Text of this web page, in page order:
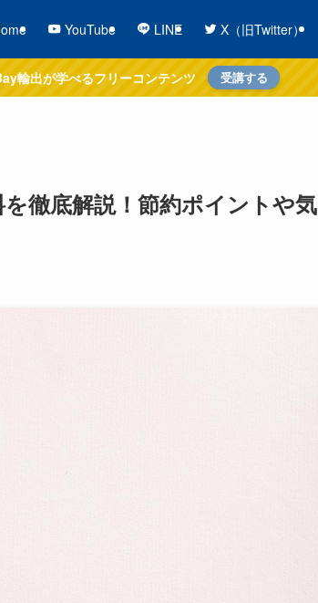
YouTube LINE X（旧Twitter）
輸出が学べるフリーコンテンツ 受講する
を徹底解説！節約ポイントや気